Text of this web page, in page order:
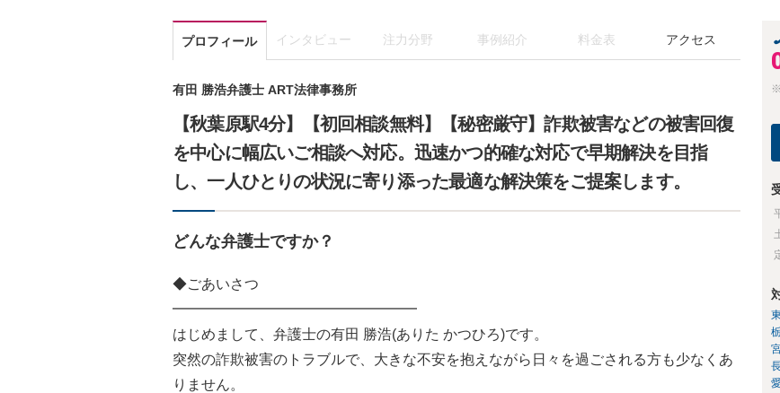
プロフィール インタビュー 注力分野 事例紹介 料金表 アクセス
有田 勝浩弁護士 ART法律事務所
【秋葉原駅4分】【初回相談無料】【秘密厳守】詐欺被害などの被害回復
を中心に幅広いご相談へ対応。迅速かつ的確な対応で早期解決を目指
し、一人ひとりの状況に寄り添った最適な解決策をご提案します。
どんな弁護士ですか？
◆ごあいさつ
━━━━━━━━━━━━━━━━━
はじめまして、弁護士の有田 勝浩(ありた かつひろ)です。
突然の詐欺被害のトラブルで、大きな不安を抱えながら日々を過ごされる方も少なくあ
りません。